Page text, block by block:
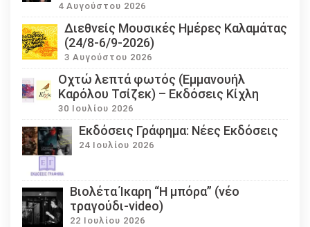
4 Αυγούστου 2026
Διεθνείς Μουσικές Ημέρες Καλαμάτας
(24/8-6/9-2026)
3 Αυγούστου 2026
Οχτώ λεπτά φωτός (Εμμανουήλ
Καρόλου Τσίζεκ) – Εκδόσεις Κίχλη
30 Ιουλίου 2026
Εκδόσεις Γράφημα: Νέες Εκδόσεις
24 Ιουλίου 2026
Βιολέτα Ίκαρη “Η μπόρα” (νέο
τραγούδι-video)
22 Ιουλίου 2026